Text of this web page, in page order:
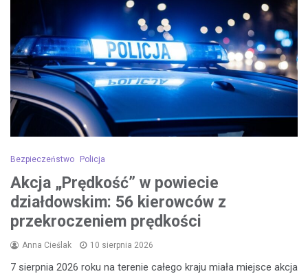
Bezpieczeństwo Policja
Akcja „Prędkość” w powiecie
działdowskim: 56 kierowców z
przekroczeniem prędkości
Anna Cieślak 10 sierpnia 2026
7 sierpnia 2026 roku na terenie całego kraju miała miejsce akcja